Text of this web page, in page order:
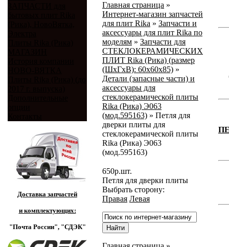
Доставка запчастей
и комплектующих:
"Почта России", "СДЭК"
Главная страница »
Интернет-магазин запчастей
для плит Rika » Запчасти и
аксессуары для плит Rika по
моделям » Запчасти для
СТЕКЛОКЕРАМИЧЕСКИХ
ПЛИТ Rika (Рика) (размер
(ШхГхВ): 60x60x85) »
Детали (запасные части) и
аксессуары для
стеклокерамической плиты
Rika (Рика) Э063
(мод.595163) » Петля для
дверки плиты для
стеклокерамической плиты
Rika (Рика) Э063
(мод.595163)
650р.шт.
Петля для дверки плиты
Выбрать сторону:
Правая Левая